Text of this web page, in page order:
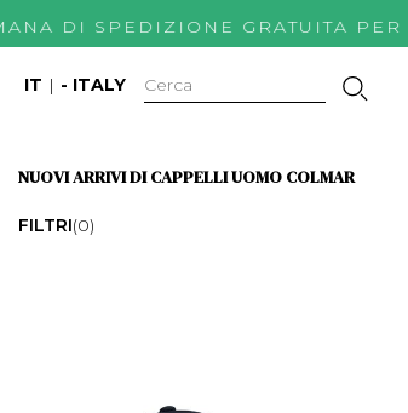
DI SPEDIZIONE
IT | - ITALY
NUOVI ARRIVI DI CAPPELLI UOMO COLMAR
FILTRI(0)